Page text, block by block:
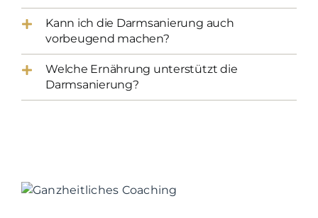
Kann ich die Darmsanierung auch
vorbeugend machen?
Welche Ernährung unterstützt die
Darmsanierung?